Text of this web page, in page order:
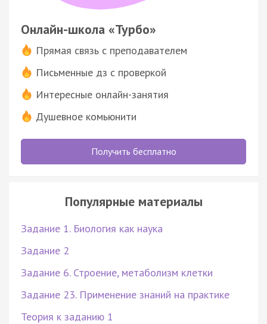
Онлайн-школа «Турбо»
Прямая связь с преподавателем
Письменные дз с проверкой
Интересные онлайн-занятия
Душевное комьюнити
Получить бесплатно
Популярные материалы
Задание 1. Биология как наука
Задание 2
Задание 6. Строение, метаболизм клетки
Задание 23. Применение знаний на практике
Теория к заданию 1